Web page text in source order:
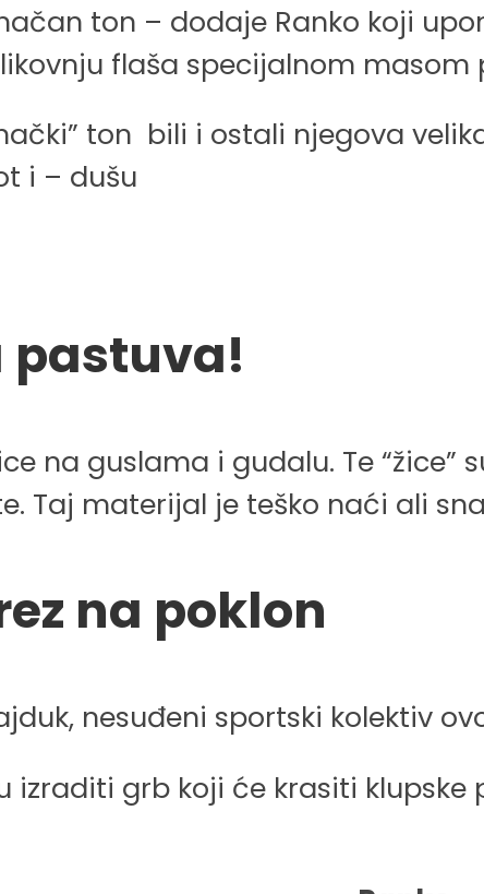
ton – dodaje Ranko koji
flaša specijalnom masom
ton bili i ostali njegova
i – dušu
pastuva!
na guslama i gudalu. Te
Taj materijal je teško naći ali
na poklon
nesuđeni sportski kolektiv
izraditi grb koji će krasiti klupske